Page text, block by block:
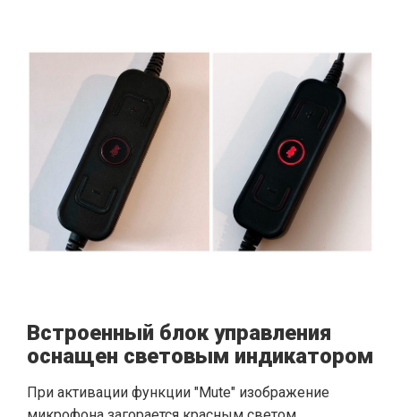
Встроенный блок управления
оснащен световым индикатором
При активации функции "Mute" изображение